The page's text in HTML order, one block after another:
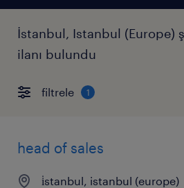
İstanbul, Istanbul (Europe)
ilanı bulundu
filtrele 1
head of sales
i̇stanbul, istanbul (europe)